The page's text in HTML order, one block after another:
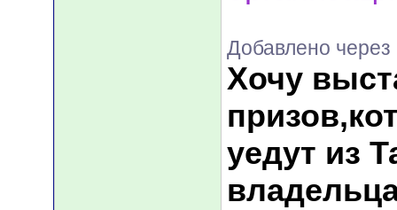
Добавлено
Хочу
уедут из